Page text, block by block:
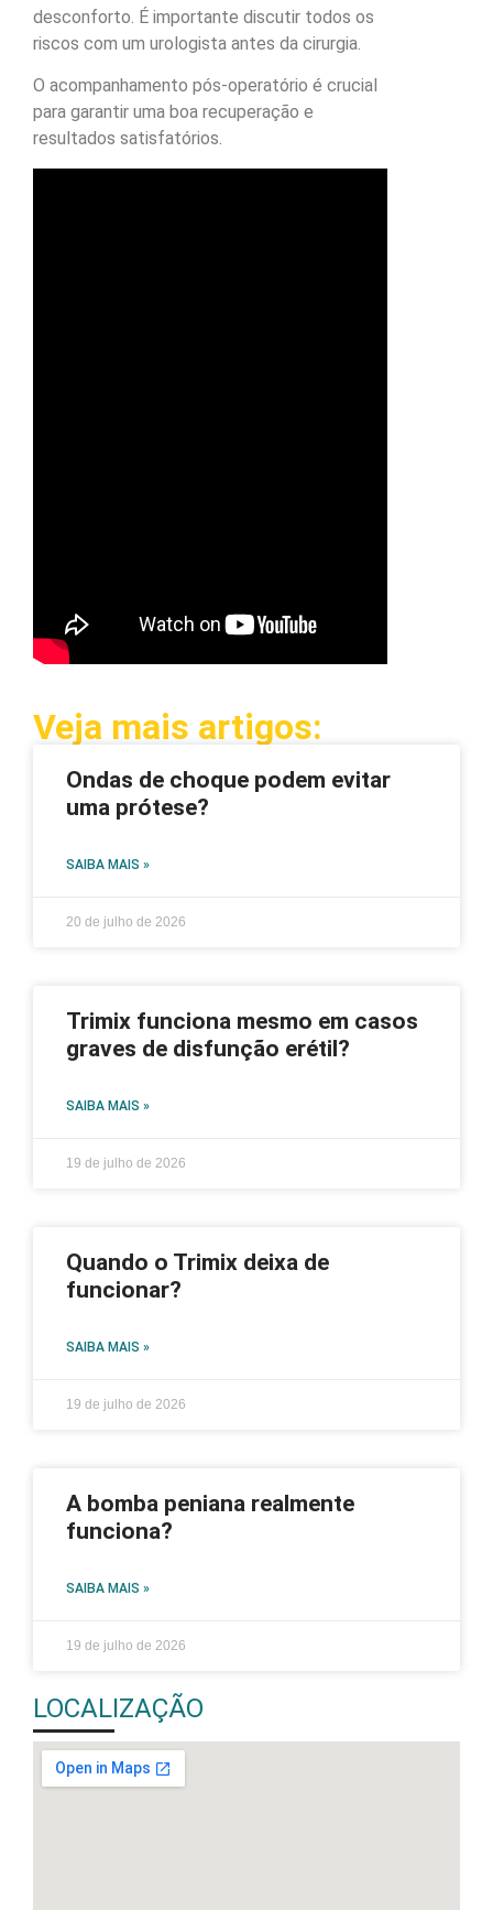
desconforto. É importante discutir todos os
riscos com um urologista antes da cirurgia.
O acompanhamento pós-operatório é crucial
para garantir uma boa recuperação e
resultados satisfatórios.
Veja mais artigos:
Ondas de choque podem evitar
uma prótese?
SAIBA MAIS »
20 de julho de 2026
Trimix funciona mesmo em casos
graves de disfunção erétil?
SAIBA MAIS »
19 de julho de 2026
Quando o Trimix deixa de
funcionar?
SAIBA MAIS »
19 de julho de 2026
A bomba peniana realmente
funciona?
SAIBA MAIS »
19 de julho de 2026
LOCALIZAÇÃO